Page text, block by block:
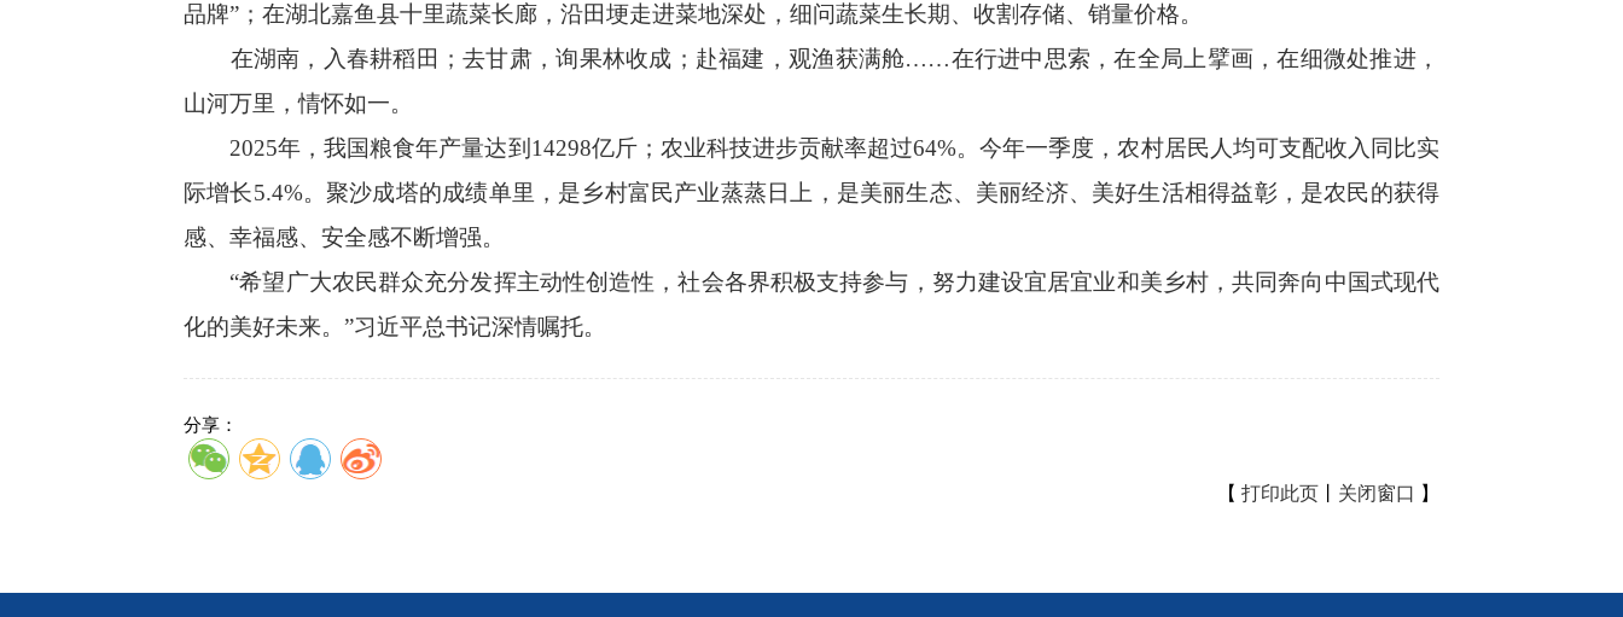
品牌”；在湖北嘉鱼县十里蔬菜长廊，沿田埂走进菜地深处，细问蔬菜生长期、收割存储、销量价格。
在湖南，入春耕稻田；去甘肃，询果林收成；赴福建，观渔获满舱……在行进中思索，在全局上擘画，在细微处推进，
山河万里，情怀如一。
2025年，我国粮食年产量达到14298亿斤；农业科技进步贡献率超过64%。今年一季度，农村居民人均可支配收入同比实
际增长5.4%。聚沙成塔的成绩单里，是乡村富民产业蒸蒸日上，是美丽生态、美丽经济、美好生活相得益彰，是农民的获得
感、幸福感、安全感不断增强。
“希望广大农民群众充分发挥主动性创造性，社会各界积极支持参与，努力建设宜居宜业和美乡村，共同奔向中国式现代
化的美好未来。”习近平总书记深情嘱托。
分享：
【 打印此页 关闭窗口 】